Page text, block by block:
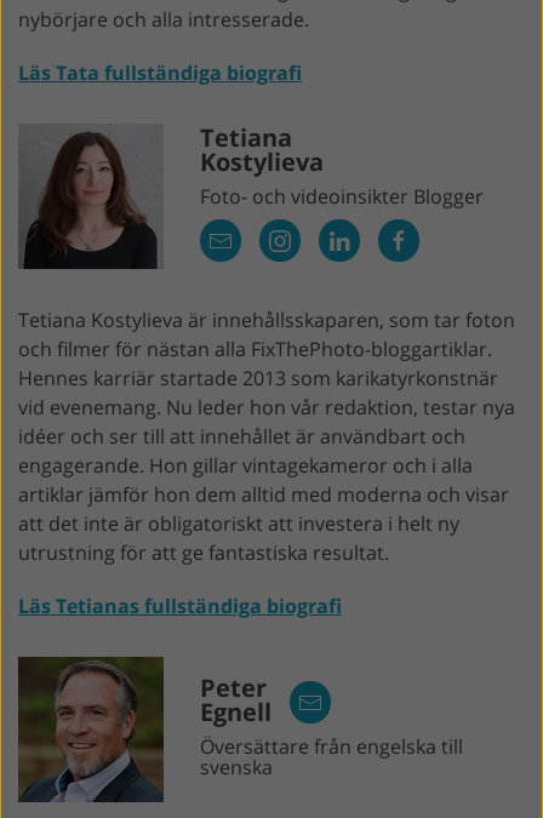
nybörjare och alla intresserade.
Läs Tata fullständiga biografi
Tetiana
Kostylieva
Foto- och videoinsikter Blogger
Tetiana Kostylieva är innehållsskaparen, som tar foton
och filmer för nästan alla FixThePhoto-bloggartiklar.
Hennes karriär startade 2013 som karikatyrkonstnär
vid evenemang. Nu leder hon vår redaktion, testar nya
idéer och ser till att innehållet är användbart och
engagerande. Hon gillar vintagekameror och i alla
artiklar jämför hon dem alltid med moderna och visar
att det inte är obligatoriskt att investera i helt ny
utrustning för att ge fantastiska resultat.
Läs Tetianas fullständiga biografi
Peter
Egnell
Översättare från engelska till
svenska